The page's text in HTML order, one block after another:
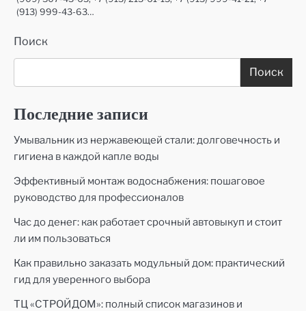
(913) 999-43-63…
Поиск
Поиск
Последние записи
Умывальник из нержавеющей стали: долговечность и
гигиена в каждой капле воды
Эффективный монтаж водоснабжения: пошаговое
руководство для профессионалов
Час до денег: как работает срочный автовыкуп и стоит
ли им пользоваться
Как правильно заказать модульный дом: практический
гид для уверенного выбора
ТЦ «СТРОЙДОМ»: полный список магазинов и